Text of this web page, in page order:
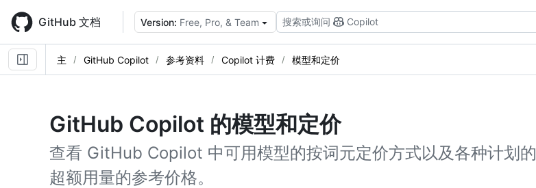
main
content
GitHub 文档 Version: Free, Pro, & Team 搜索或询问 Copilot
主 GitHub Copilot 参考资料 Copilot 计费 模型和定价
GitHub Copilot 的模型和定价
查看 GitHub Copilot 中可用模型的按词元定价方式以及各种计划的
超额用量的参考价格。